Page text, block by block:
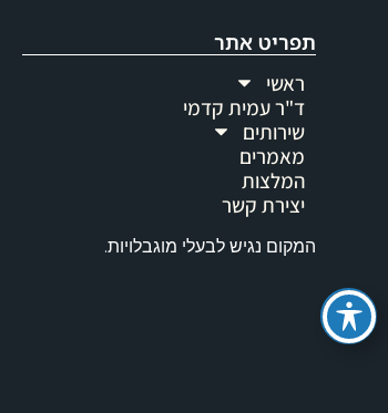
תפריט אתר
ראשי
ד"ר עמית קדמי
שירותים
מאמרים
המלצות
יצירת קשר
המקום נגיש לבעלי מוגבלויות.